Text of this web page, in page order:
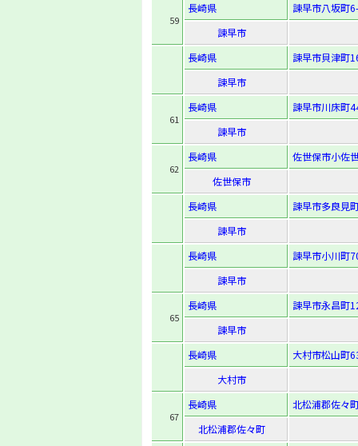
59
長崎県
諫早市八坂町
諫早市
長崎県
諫早市貝津町
諫早市
61
長崎県
諫早市川床町
諫早市
62
長崎県
佐世保市小佐
佐世保市
長崎県
諫早市多良見
諫早市
長崎県
諫早市小川町
諫早市
65
長崎県
諫早市永昌町
諫早市
長崎県
大村市松山町
大村市
67
長崎県
北松浦郡佐々
北松浦郡佐々町